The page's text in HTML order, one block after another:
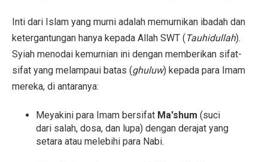
Inti dari Islam yang murni adalah memurnikan ibadah dan
ketergantungan hanya kepada Allah SWT (Tauhidullah).
Syiah menodai kemurnian ini dengan memberikan sifat-
sifat yang melampaui batas (ghuluw) kepada para Imam
mereka, di antaranya:
Meyakini para Imam bersifat Ma'shum (suci
dari salah, dosa, dan lupa) dengan derajat yang
setara atau melebihi para Nabi.